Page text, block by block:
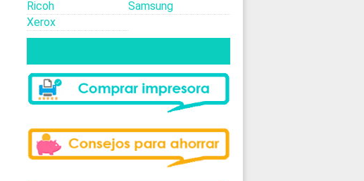
Ricoh
Samsung
Xerox